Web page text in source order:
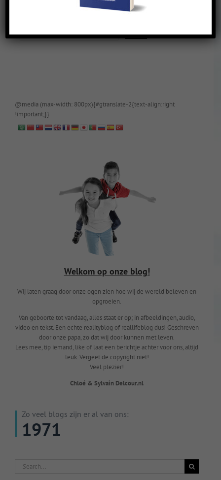
@media (max-width: 800px){#gtranslate-2{text-align:right
!important;}}
Welkom op onze blog!
Wij laten graag door onze ogen zien hoe wij de wereld beleven en
opgroeien.
Van geboorte tot vandaag, alles staat er op; in afbeeldingen, audio,
video en tekst. Een echte realityblog of reallifeblog dus! Geschreven
door onze papa, zo dat wij door kunnen met leven.
Lees mee, tip iemand, like of laat een berichtje achter voor ons, altijd
leuk. Vergeet de copyright niet!
Veel plezier!
Chloé & Sylvain Delcour.nl
Zo veel blogs zijn er al van ons:
1971
Search